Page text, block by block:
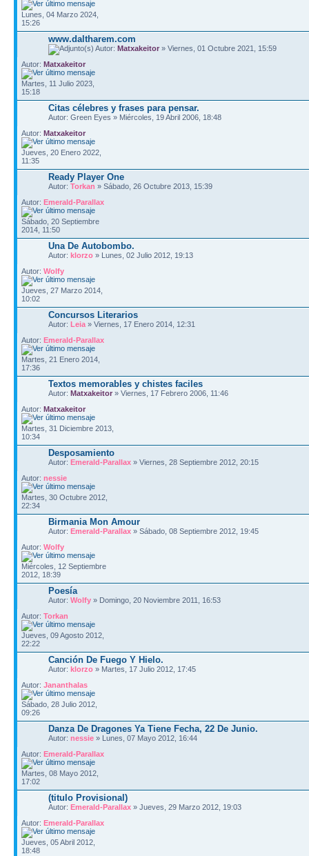
Lunes, 04 Marzo 2024,
15:26
www.daltharem.com
Autor: Matxakeitor » Viernes, 01 Octubre 2021, 15:59
Autor: Matxakeitor
Martes, 11 Julio 2023,
15:18
Citas célebres y frases para pensar.
Autor: Green Eyes » Miércoles, 19 Abril 2006, 18:48
Autor: Matxakeitor
Jueves, 20 Enero 2022,
11:35
Ready Player One
Autor: Torkan » Sábado, 26 Octubre 2013, 15:39
Autor: Emerald-Parallax
Sábado, 20 Septiembre
2014, 11:50
Una De Autobombo.
Autor: klorzo » Lunes, 02 Julio 2012, 19:13
Autor: Wolfy
Jueves, 27 Marzo 2014,
10:02
Concursos Literarios
Autor: Leia » Viernes, 17 Enero 2014, 12:31
Autor: Emerald-Parallax
Martes, 21 Enero 2014,
17:36
Textos memorables y chistes faciles
Autor: Matxakeitor » Viernes, 17 Febrero 2006, 11:46
Autor: Matxakeitor
Martes, 31 Diciembre 2013,
10:34
Desposamiento
Autor: Emerald-Parallax » Viernes, 28 Septiembre 2012, 20:15
Autor: nessie
Martes, 30 Octubre 2012,
22:34
Birmania Mon Amour
Autor: Emerald-Parallax » Sábado, 08 Septiembre 2012, 19:45
Autor: Wolfy
Miércoles, 12 Septiembre
2012, 18:39
Poesía
Autor: Wolfy » Domingo, 20 Noviembre 2011, 16:53
Autor: Torkan
Jueves, 09 Agosto 2012,
22:22
Canción De Fuego Y Hielo.
Autor: klorzo » Martes, 17 Julio 2012, 17:45
Autor: Jananthalas
Sábado, 28 Julio 2012,
09:26
Danza De Dragones Ya Tiene Fecha, 22 De Junio.
Autor: nessie » Lunes, 07 Mayo 2012, 16:44
Autor: Emerald-Parallax
Martes, 08 Mayo 2012,
17:02
(titulo Provisional)
Autor: Emerald-Parallax » Jueves, 29 Marzo 2012, 19:03
Autor: Emerald-Parallax
Jueves, 05 Abril 2012,
18:48